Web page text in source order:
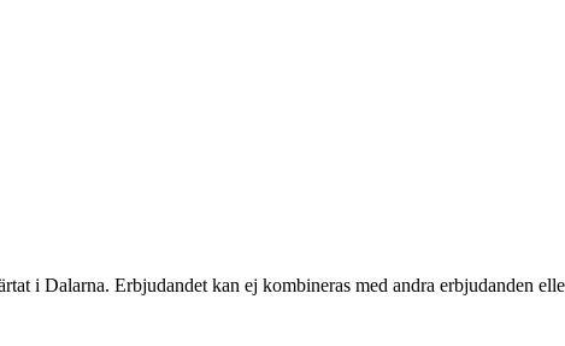
i Dalarna. Erbjudandet kan ej kombineras med andra erbjudanden